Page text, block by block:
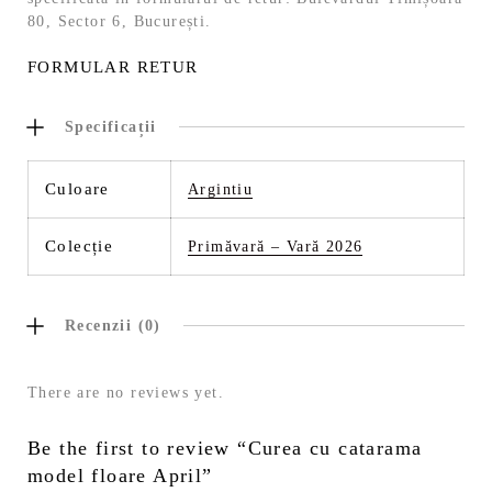
80, Sector 6, București.
FORMULAR RETUR
Specificații
Culoare Argintiu
Colecție Primăvară – Vară 2026
Recenzii (0)
There are no reviews yet.
Be the first to review “Curea cu catarama
model floare April”